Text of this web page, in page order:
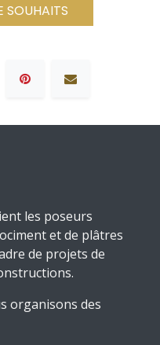
SOUHAITS
les poseurs
et de plâtres
de projets de
organisons des